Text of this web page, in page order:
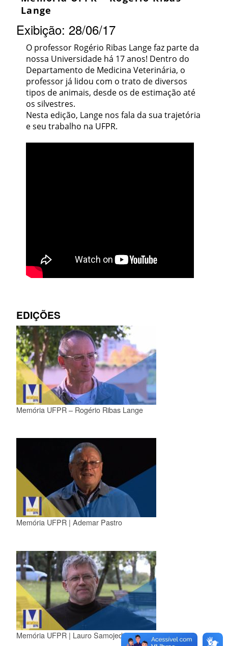
Lange
Exibição: 28/06/17
O professor Rogério Ribas Lange faz parte da
nossa Universidade há 17 anos! Dentro do
Departamento de Medicina Veterinária, o
professor já lidou com o trato de diversos
tipos de animais, desde os de estimação até
os silvestres.
Nesta edição, Lange nos fala da sua trajetória
e seu trabalho na UFPR.
EDIÇÕES
Memória UFPR – Rogério Ribas Lange
Memória UFPR | Ademar Pastro
Memória UFPR | Lauro Samojeden